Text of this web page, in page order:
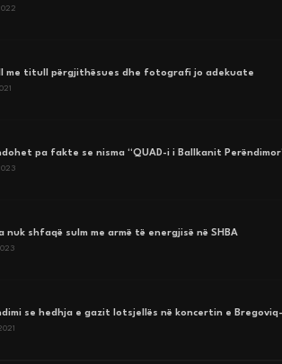
me titull përgjithësues dhe fotografi jo adekuate
pa fakte se nisma “QUAD-i i Ballkanit
nuk shfaqë sulm me armë të energjisë në SHBA
se hedhja e gazit lotsjellës në koncertin e